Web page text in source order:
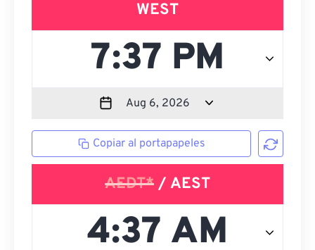
WEST
Copiar al portapapeles
AEDT* / AEST